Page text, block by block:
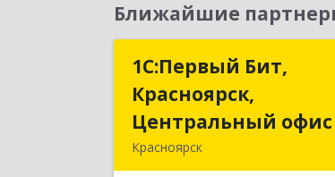
Ближайшие
1С:Первый Бит,
Красноярск,
Центральный офис
Красноярск